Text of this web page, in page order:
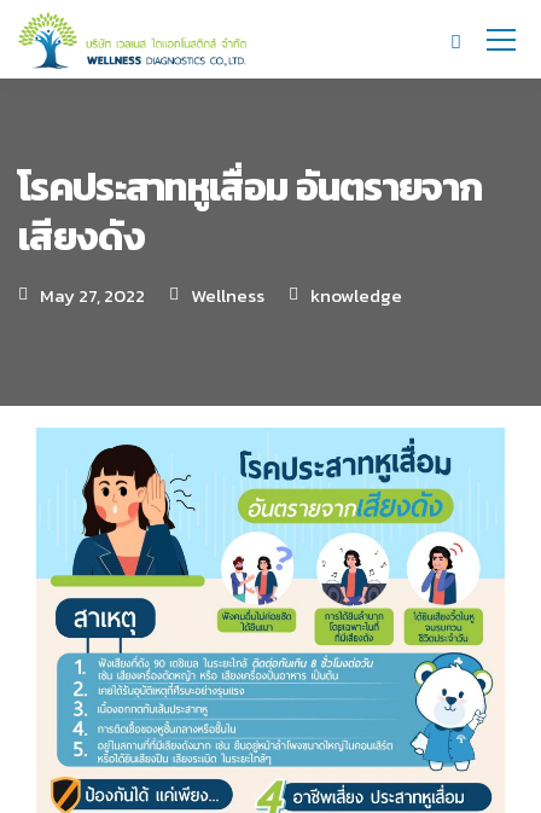
โรคประสาทหูเสื่อม อันตรายจาก
เสียงดัง
May 27, 2022 Wellness knowledge